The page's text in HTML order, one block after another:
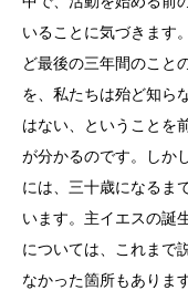
いることに気づきます
ど最後の三年間のこと
を、私たちは殆ど知ら
はない、ということを
が分かるのです。しか
には、三十歳になるま
います。主イエスの誕
については、これまで
なかった箇所もありま